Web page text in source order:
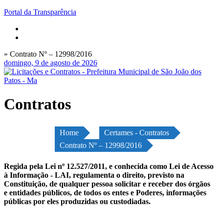
Portal da Transparência
» Contrato Nº – 12998/2016
domingo, 9 de agosto de 2026
Contratos
Home
Certames - Contratos
Contrato Nº – 12998/2016
Regida pela Lei nº 12.527/2011, e conhecida como Lei de Acesso
à Informação - LAI, regulamenta o direito, previsto na
Constituição, de qualquer pessoa solicitar e receber dos órgãos
e entidades públicos, de todos os entes e Poderes, informações
públicas por eles produzidas ou custodiadas.